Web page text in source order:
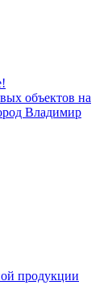
объектов на
Владимир
продукции